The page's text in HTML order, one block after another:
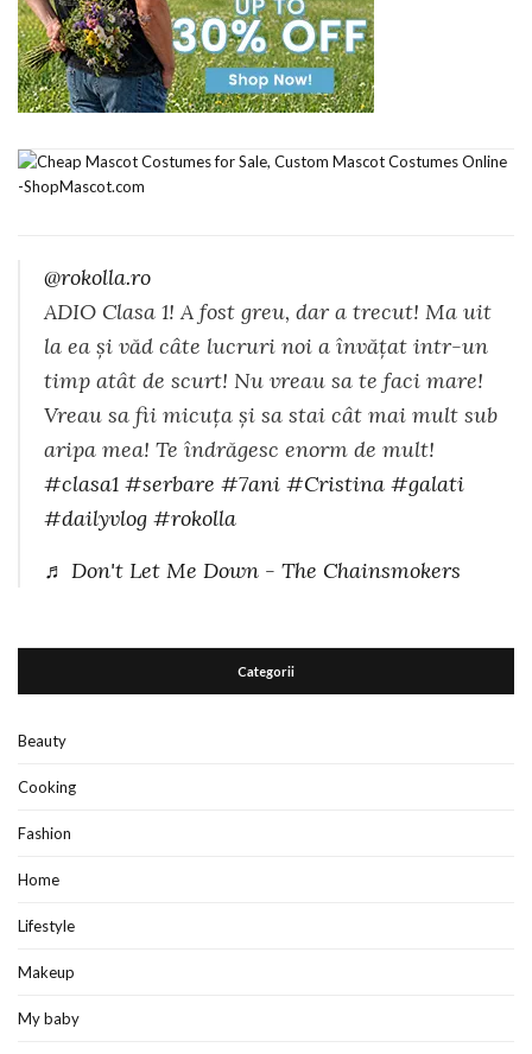
@rokolla.ro
ADIO Clasa 1! A fost greu, dar a trecut! Ma uit
la ea și văd câte lucruri noi a învățat intr-un
timp atât de scurt! Nu vreau sa te faci mare!
Vreau sa fii micuța și sa stai cât mai mult sub
aripa mea! Te îndrăgesc enorm de mult!
#clasa1 #serbare #7ani #Cristina #galati
#dailyvlog #rokolla
♬ Don't Let Me Down - The Chainsmokers
Categorii
Beauty
Cooking
Fashion
Home
Lifestyle
Makeup
My baby